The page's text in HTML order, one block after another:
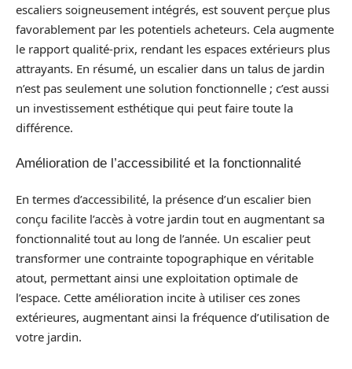
escaliers soigneusement intégrés, est souvent perçue plus
favorablement par les potentiels acheteurs. Cela augmente
le rapport qualité-prix, rendant les espaces extérieurs plus
attrayants. En résumé, un escalier dans un talus de jardin
n’est pas seulement une solution fonctionnelle ; c’est aussi
un investissement esthétique qui peut faire toute la
différence.
Amélioration de l’accessibilité et la fonctionnalité
En termes d’accessibilité, la présence d’un escalier bien
conçu facilite l’accès à votre jardin tout en augmentant sa
fonctionnalité tout au long de l’année. Un escalier peut
transformer une contrainte topographique en véritable
atout, permettant ainsi une exploitation optimale de
l’espace. Cette amélioration incite à utiliser ces zones
extérieures, augmentant ainsi la fréquence d’utilisation de
votre jardin.